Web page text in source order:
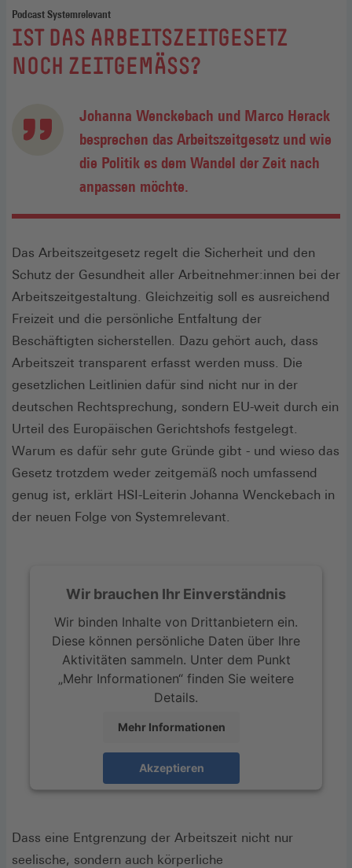
Podcast Systemrelevant
:
IST DAS ARBEITSZEITGESETZ
NOCH ZEITGEMÄSS?
Johanna Wenckebach und Marco Herack
besprechen das Arbeitszeitgesetz und wie
die Politik es dem Wandel der Zeit nach
anpassen möchte.
Das Arbeitszeitgesetz regelt die Sicherheit und den
Schutz der Gesundheit aller Arbeitnehmer:innen bei der
Arbeitszeitgestaltung. Gleichzeitig soll es ausreichend
Freizeit und die persönliche Entfaltung der
Beschäftigten sicherstellen. Dazu gehört auch, dass
Arbeitszeit transparent erfasst werden muss. Die
gesetzlichen Leitlinien dafür sind nicht nur in der
deutschen Rechtsprechung, sondern EU-weit durch ein
Urteil des Europäischen Gerichtshofs festgelegt.
Warum es dafür sehr gute Gründe gibt - und wieso das
Gesetz trotzdem weder zeitgemäß noch umfassend
genug ist, erklärt HSI-Leiterin Johanna Wenckebach in
der neuen Folge von Systemrelevant.
Wir brauchen Ihr Einverständnis
Wir binden Inhalte von Drittanbietern ein.
Diese können persönliche Daten über Ihre
Aktivitäten sammeln. Unter dem Punkt
„Mehr Informationen“ finden Sie weitere
Details.
Mehr Informationen
Akzeptieren
Dass eine Entgrenzung der Arbeitszeit nicht nur
seelische, sondern auch körperliche